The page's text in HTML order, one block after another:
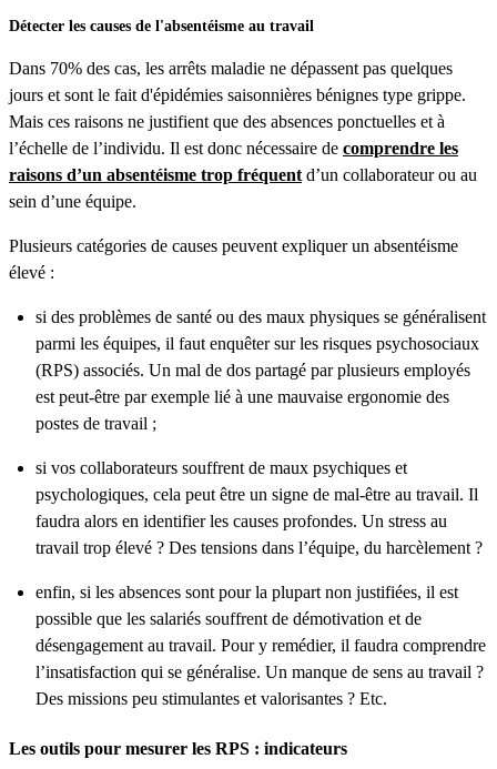
Détecter les causes de l'absentéisme au travail
Dans 70% des cas, les arrêts maladie ne dépassent pas quelques
jours et sont le fait d'épidémies saisonnières bénignes type grippe.
Mais ces raisons ne justifient que des absences ponctuelles et à
l’échelle de l’individu. Il est donc nécessaire de comprendre les
raisons d’un absentéisme trop fréquent d’un collaborateur ou au
sein d’une équipe.
Plusieurs catégories de causes peuvent expliquer un absentéisme
élevé :
si des problèmes de santé ou des maux physiques se généralisent
parmi les équipes, il faut enquêter sur les risques psychosociaux
(RPS) associés. Un mal de dos partagé par plusieurs employés
est peut-être par exemple lié à une mauvaise ergonomie des
postes de travail ;
si vos collaborateurs souffrent de maux psychiques et
psychologiques, cela peut être un signe de mal-être au travail. Il
faudra alors en identifier les causes profondes. Un stress au
travail trop élevé ? Des tensions dans l’équipe, du harcèlement ?
enfin, si les absences sont pour la plupart non justifiées, il est
possible que les salariés souffrent de démotivation et de
désengagement au travail. Pour y remédier, il faudra comprendre
l’insatisfaction qui se généralise. Un manque de sens au travail ?
Des missions peu stimulantes et valorisantes ? Etc.
Les outils pour mesurer les RPS : indicateurs